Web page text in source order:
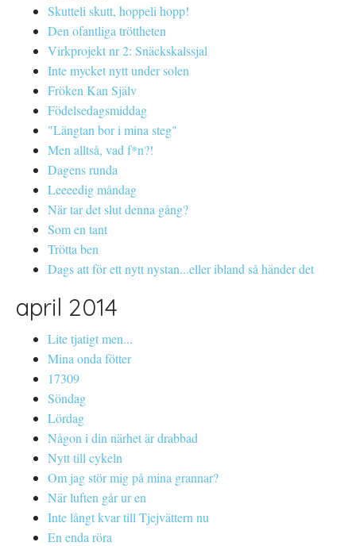
Skutteli skutt, hoppeli hopp!
Den ofantliga tröttheten
Virkprojekt nr 2: Snäckskalssjal
Inte mycket nytt under solen
Fröken Kan Själv
Födelsedagsmiddag
"Längtan bor i mina steg"
Men alltså, vad f*n?!
Dagens runda
Leeeedig måndag
När tar det slut denna gång?
Som en tant
Trötta ben
Dags att för ett nytt nystan...eller ibland så händer det
april 2014
Lite tjatigt men...
Mina onda fötter
17309
Söndag
Lördag
Någon i din närhet är drabbad
Nytt till cykeln
Om jag stör mig på mina grannar?
När luften går ur en
Inte långt kvar till Tjejvättern nu
En enda röra